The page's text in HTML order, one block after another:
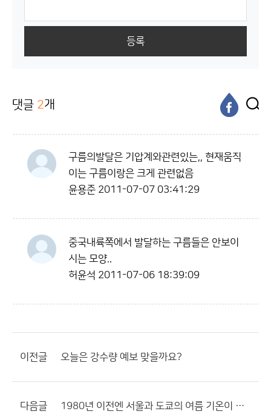
등록
댓글 2개
구름의발달은 기압계와관련있는,, 현재움직
이는 구름이랑은 크게 관련없음
윤용준 2011-07-07 03:41:29
중국내륙쪽에서 발달하는 구름들은 안보이
시는 모양..
허윤석 2011-07-06 18:39:09
이전글 오늘은 강수량 예보 맞을까요?
다음글 1980년 이전엔 서울과 도쿄의 여름 기온이 비슷했는데